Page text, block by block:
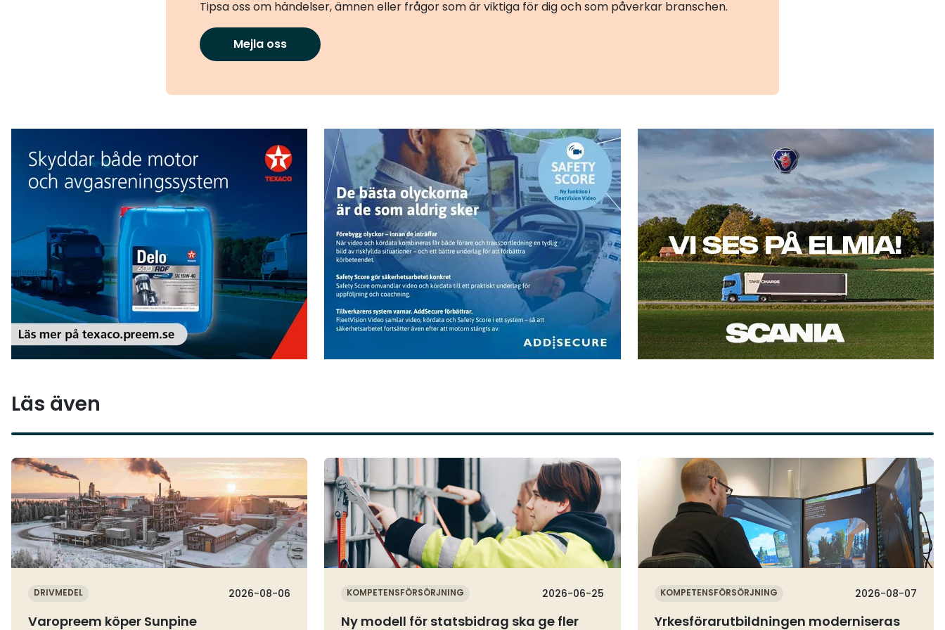
Tipsa oss om händelser, ämnen eller frågor som är viktiga för dig och som påverkar branschen.
Mejla oss
Add Secure Scania
Läs även
DRIVMEDEL 2026-08-06
Varopreem köper Sunpine
Läs mer
KOMPETENSFÖRSÖRJNING 2026-06-25
Ny modell för statsbidrag ska ge fler
Läs mer
KOMPETENSFÖRSÖRJNING 2026-08-07
Yrkesförarutbildningen moderniseras
Läs mer